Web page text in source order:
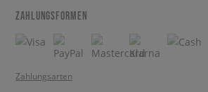
ZAHLUNGSFORMEN
Zahlungsarten